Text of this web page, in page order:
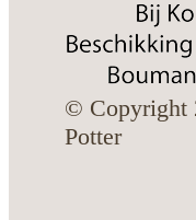
© Copyright
Potter